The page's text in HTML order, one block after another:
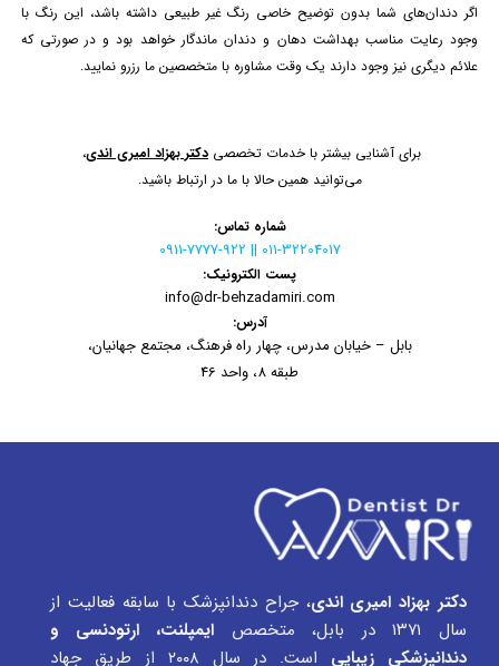
اگر دندان‌های شما بدون توضیح خاصی رنگ غیر طبیعی داشته باشد، این رنگ با
وجود رعایت مناسب بهداشت دهان و دندان ماندگار خواهد بود و در صورتی که
علائم دیگری نیز وجود دارند یک وقت مشاوره با متخصصین ما رزرو نمایید.
برای آشنایی بیشتر با خدمات تخصصی دکتر بهزاد امیری اندی،
می‌توانید همین حالا با ما در ارتباط باشید.
شماره تماس:
011-32204017 || 0911-7777-922
پست الکترونیک:
info@dr-behzadamiri.com
آدرس:
بابل – خیابان مدرس، چهار راه فرهنگ، مجتمع جهانیان،
طبقه 8، واحد 46
دکتر بهزاد امیری اندی، جراح دندانپزشک با سابقه فعالیت از
سال ۱۳۷۱ در بابل، متخصص
ایمپلنت، ارتودنسی و
دندانپزشکی زیبایی
است. در سال ۲۰۰۸ از طریق جهاد